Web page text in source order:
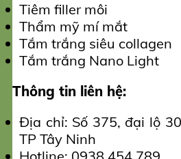
Tiêm filler môi
Thẩm mỹ mí mắt
Tắm trắng siêu collagen
Tắm trắng Nano Light
Thông tin liên hệ:
Địa chỉ: Số 375, đại lộ
TP Tây Ninh